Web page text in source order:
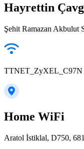
Hayrettin
Şehit Ramazan Akbulut
TTNET_ZyXEL_C97N
Home WiFi
Aratol İstiklal, D750,